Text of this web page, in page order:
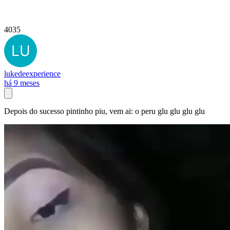
4035
lukedeexperience
há 9 meses
Depois do sucesso pintinho piu, vem ai: o peru glu glu glu glu